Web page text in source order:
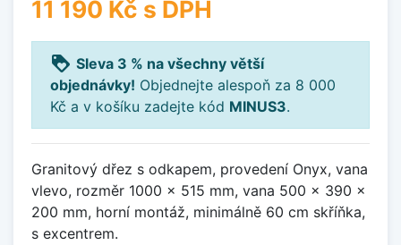
11 190 Kč s DPH
loyalty Sleva 3 % na všechny větší
objednávky! Objednejte alespoň za 8 000
Kč a v košíku zadejte kód MINUS3.
Granitový dřez s odkapem, provedení Onyx, vana
vlevo, rozměr 1000 x 515 mm, vana 500 x 390 x
200 mm, horní montáž, minimálně 60 cm skříňka,
s excentrem.